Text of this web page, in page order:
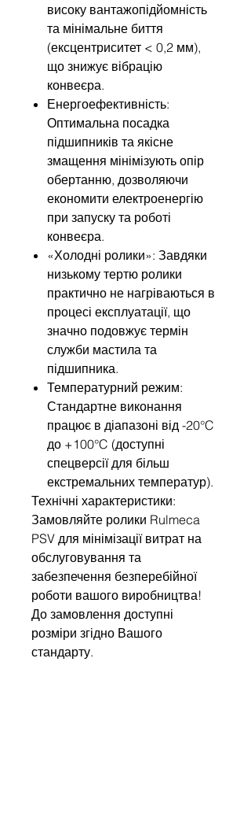
високу вантажопідйомність
та мінімальне биття
(ексцентриситет < 0,2 мм),
що знижує вібрацію
конвеєра.
Енергоефективність:
Оптимальна посадка
підшипників та якісне
змащення мінімізують опір
обертанню, дозволяючи
економити електроенергію
при запуску та роботі
конвеєра.
«Холодні ролики»: Завдяки
низькому тертю ролики
практично не нагріваються в
процесі експлуатації, що
значно подовжує термін
служби мастила та
підшипника.
Температурний режим:
Стандартне виконання
працює в діапазоні від -20°C
до +100°C (доступні
спецверсії для більш
екстремальних температур).
Технічні характеристики:
Замовляйте ролики Rulmeca
PSV для мінімізації витрат на
обслуговування та
забезпечення безперебійної
роботи вашого виробництва!
До замовлення доступні
розміри згідно Вашого
стандарту.